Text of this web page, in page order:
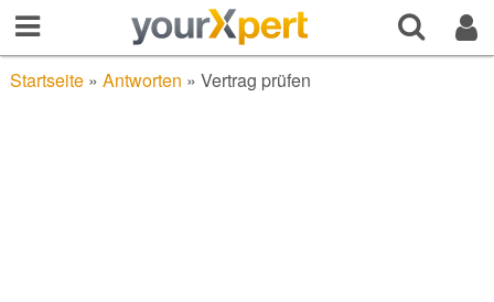
Startseite» Antworten » Vertrag prüfen